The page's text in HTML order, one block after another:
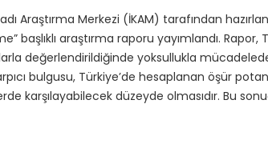
Araştırma Merkezi (İKAM) tarafından
başlıklı araştırma raporu yayımlandı.
değerlendirildiğinde yoksullukla
bulgusu, Türkiye’de hesaplanan öşür
karşılayabilecek düzeyde olmasıdır. Bu